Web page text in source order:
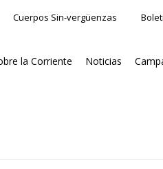
Cuerpos Sin-vergüenzas
la Corriente Noticias